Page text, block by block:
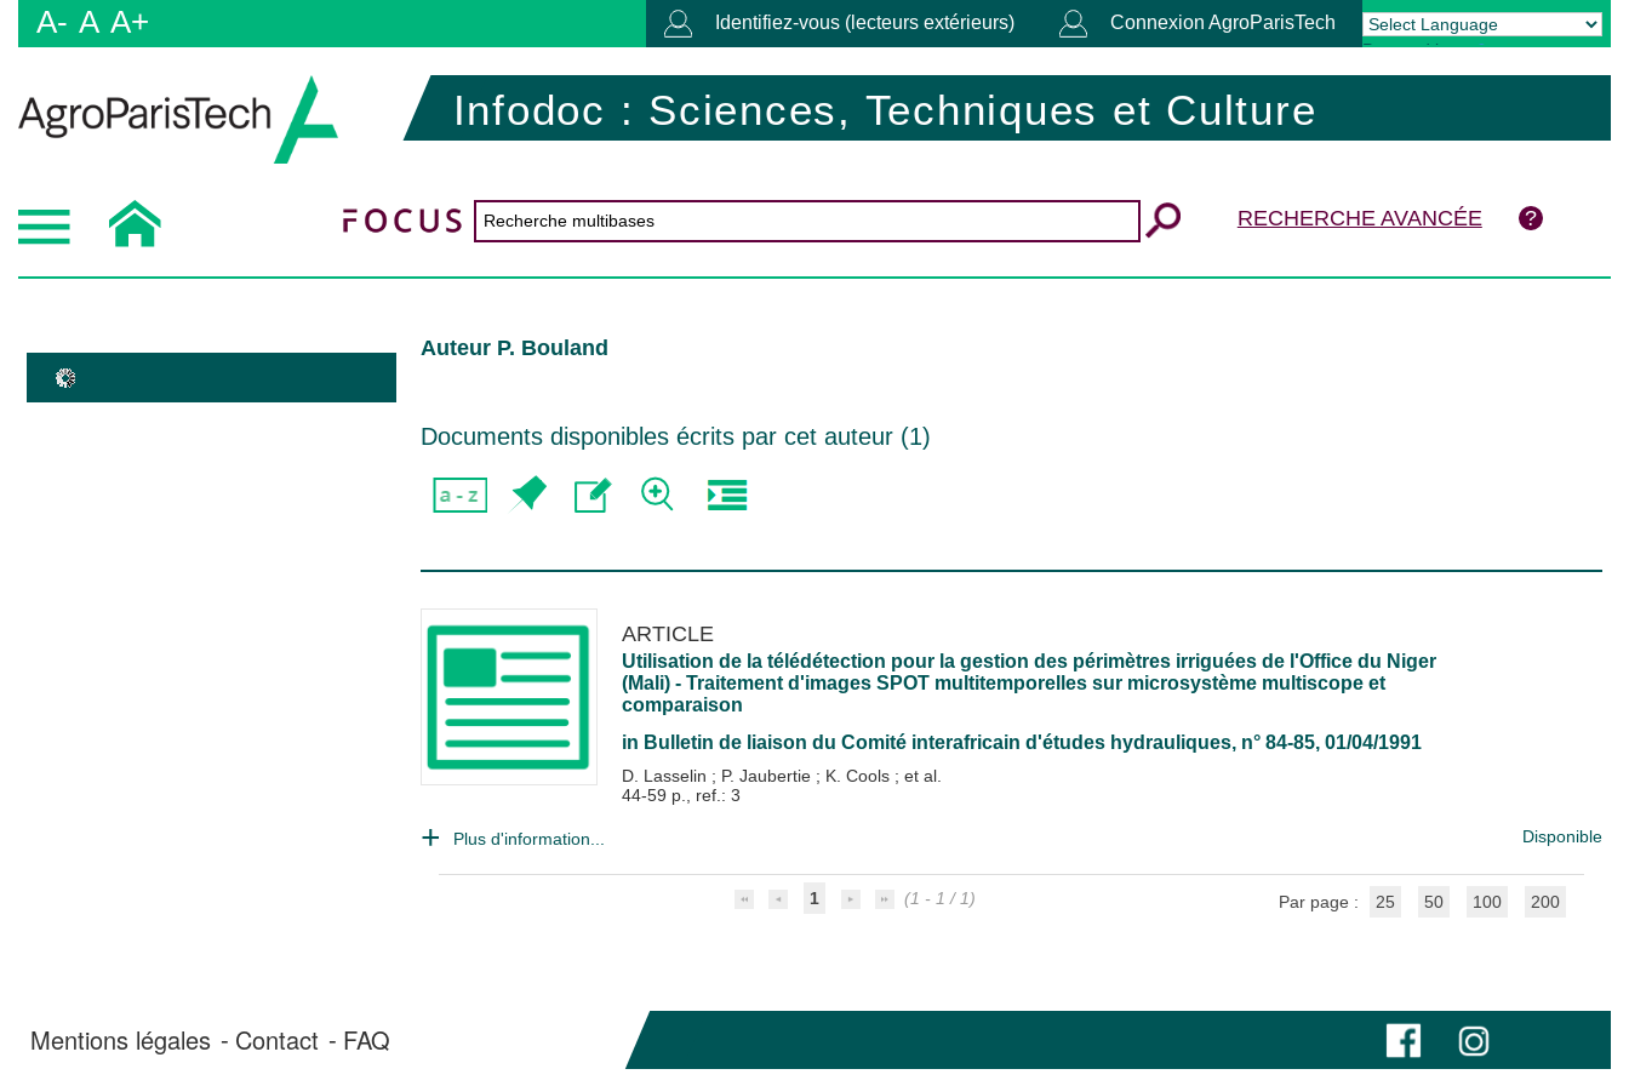
A- A A+ Identifiez-vous (lecteurs extérieurs) Connexion AgroParisTech
Powered by Translate
Infodoc : Sciences, Techniques et Culture
RECHERCHE AVANCÉE
Auteur P. Bouland
Documents disponibles écrits par cet auteur (1)
ARTICLE
Utilisation de la télédétection pour la gestion des périmètres irriguées de l'Office du Niger
(Mali) - Traitement d'images SPOT multitemporelles sur microsystème multiscope et
comparaison
in Bulletin de liaison du Comité interafricain d'études hydrauliques, n° 84-85, 01/04/1991
D. Lasselin ; P. Jaubertie ; K. Cools ; et al.
44-59 p., ref.: 3
Plus d'information... Disponible
1 (1 - 1 / 1) Par page : 25 50 100 200
Mentions légales Contact FAQ